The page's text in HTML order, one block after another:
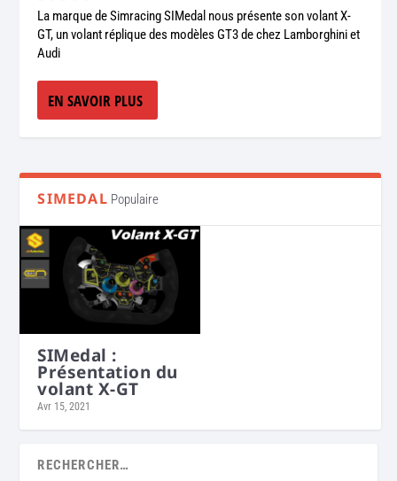
La marque de Simracing SIMedal nous présente son volant X-
GT, un volant réplique des modèles GT3 de chez Lamborghini et
Audi
EN SAVOIR PLUS
SIMEDAL Populaire
SIMedal :
Présentation du
volant X-GT
Avr 15, 2021